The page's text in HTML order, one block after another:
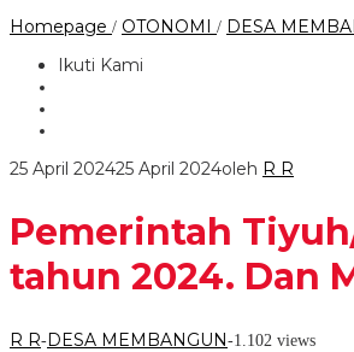
Homepage / OTONOMI / DESA
Ikuti Kami
25 April 202425 April 2024oleh R R
Pemerintah
tahun 2024. Dan
R R-DESA MEMBANGUN-1.102 views